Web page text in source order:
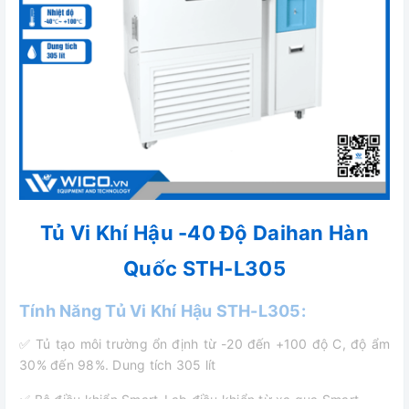
Tủ Vi Khí Hậu -40 Độ Daihan Hàn
Quốc STH-L305
Tính Năng Tủ Vi Khí Hậu STH-L305:
✅ Tủ tạo môi trường ổn định từ -20 đến +100 độ C, độ ẩm
30% đến 98%. Dung tích 305 lít
✅ Bộ điều khiển Smart-Lab điều khiển từ xa qua Smart